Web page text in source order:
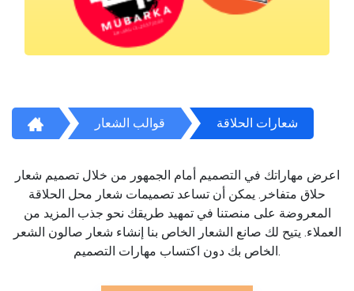
قوالب الشعار شعارات الحلاقة
اعرض مهاراتك في التصميم أمام الجمهور من خلال تصميم شعار
حلاق متفاخر. يمكن أن تساعد تصميمات شعار محل الحلاقة
المعروضة على منصتنا في تمهيد طريقك نحو جذب المزيد من
العملاء. يتيح لك صانع الشعار الخاص بنا إنشاء شعار صالون الشعر
الخاص بك دون اكتساب مهارات التصميم.